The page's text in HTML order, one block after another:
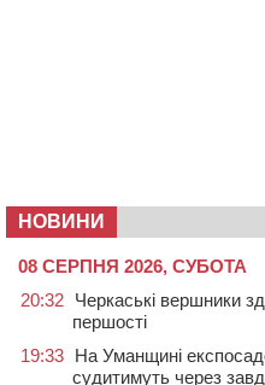
НОВИНИ
08 СЕРПНЯ 2026, СУБОТА
20:32 Черкаські вершники
першості
19:33 На Уманщині
судитимуть через